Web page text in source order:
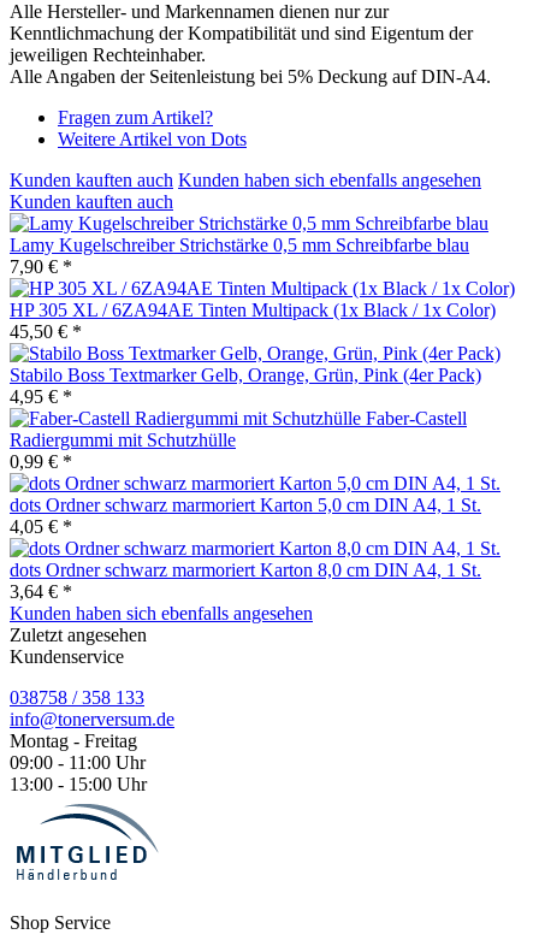
Alle Hersteller- und Markennamen dienen nur zur
Kenntlichmachung der Kompatibilität und sind Eigentum der
jeweiligen Rechteinhaber.
Alle Angaben der Seitenleistung bei 5% Deckung auf DIN-A4.
Fragen zum Artikel?
Weitere Artikel von Dots
Kunden kauften auch Kunden haben sich ebenfalls angesehen
Kunden kauften auch
Lamy Kugelschreiber Strichstärke 0,5 mm Schreibfarbe blau
7,90 € *
HP 305 XL / 6ZA94AE Tinten Multipack (1x Black / 1x Color)
45,50 € *
Stabilo Boss Textmarker Gelb, Orange, Grün, Pink (4er Pack)
4,95 € *
Faber-Castell
Radiergummi mit Schutzhülle
0,99 € *
dots Ordner schwarz marmoriert Karton 5,0 cm DIN A4, 1 St.
4,05 € *
dots Ordner schwarz marmoriert Karton 8,0 cm DIN A4, 1 St.
3,64 € *
Kunden haben sich ebenfalls angesehen
Zuletzt angesehen
Kundenservice
038758 / 358 133
info@tonerversum.de
Montag - Freitag
09:00 - 11:00 Uhr
13:00 - 15:00 Uhr
Shop Service